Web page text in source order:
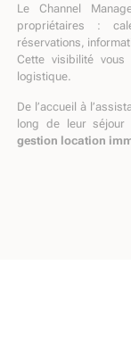
Le Channel
propriétaires :
réservations,
Cette visibilité
logistique.
De l’accueil à
long de leur séjour
gestion location